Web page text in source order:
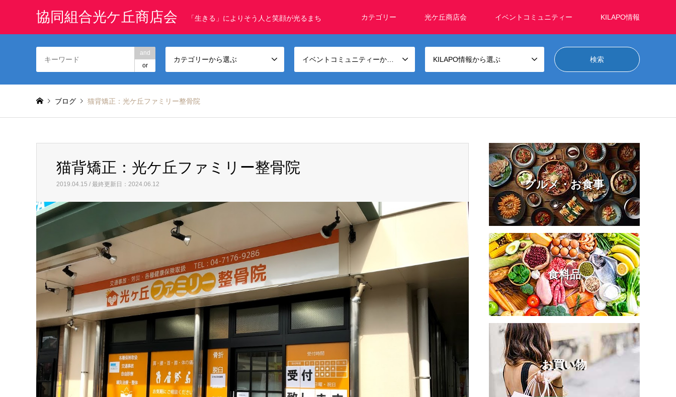
協同組合光ケ丘商店会 「生きる」によりそう人と笑顔が光るまち カテゴリー 光ケ丘商店会 イベントコミュニティー KILAPO情報
and
or
カテゴリーから選ぶ KILAPO情報から選ぶ
ブログ 猫背矯正：光ケ丘ファミリー整骨院
猫背矯正：光ケ丘ファミリー整骨院
2019.04.15 / 最終更新日：2024.06.12 グルメ・お食事
食料品
お買い物